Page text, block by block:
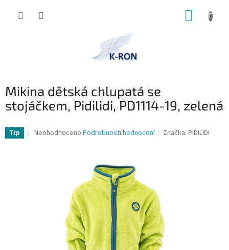
Mikina dětská chlupatá se
stojáčkem, Pidilidi, PD1114-19, zelená
Tip
Průměrné
Neohodnoceno Podrobnosti hodnocení Značka:PIDILIDI